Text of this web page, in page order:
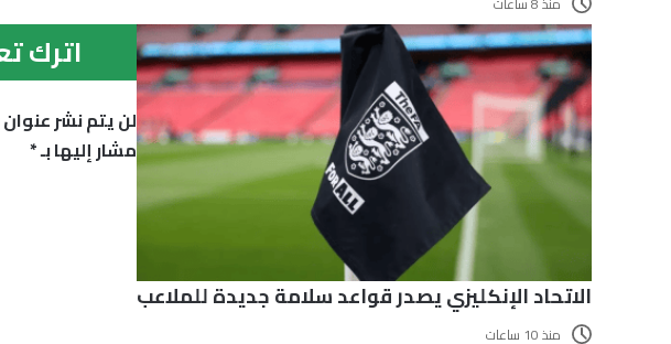
الاتحاد الإنكليزي يصدر قواعد سلامة جديدة للملاعب
منذ 10 ساعات
اترك
لن يتم نشر
مشار إليها بـ*